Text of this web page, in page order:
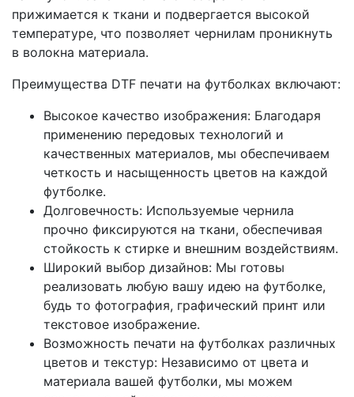
прижимается к ткани и подвергается высокой
температуре, что позволяет чернилам проникнуть
в волокна материала.
Преимущества DTF печати на футболках включают:
Высокое качество изображения: Благодаря
применению передовых технологий и
качественных материалов, мы обеспечиваем
четкость и насыщенность цветов на каждой
футболке.
Долговечность: Используемые чернила
прочно фиксируются на ткани, обеспечивая
стойкость к стирке и внешним воздействиям.
Широкий выбор дизайнов: Мы готовы
реализовать любую вашу идею на футболке,
будь то фотография, графический принт или
текстовое изображение.
Возможность печати на футболках различных
цветов и текстур: Независимо от цвета и
материала вашей футболки, мы можем